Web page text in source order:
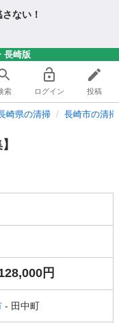
ない！
長崎版
索 ログイン 投稿
崎県の清掃 長崎市の清掃
円
- 田中町